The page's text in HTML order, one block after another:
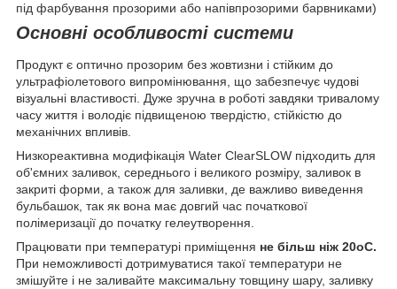
під фарбування прозорими або напівпрозорими барвниками)
Основні особливості системи
Продукт є оптично прозорим без жовтизни і стійким до
ультрафіолетового випромінювання, що забезпечує чудові
візуальні властивості. Дуже зручна в роботі завдяки тривалому
часу життя і володіє підвищеною твердістю, стійкістю до
механічних впливів.
Низкореактивна модифікація Water ClearSLOW підходить для
об'ємних заливок, середнього і великого розміру, заливок в
закриті форми, а також для заливки, де важливо виведення
бульбашок, так як вона має довгий час початкової
полімеризації до початку гелеутворення.
Працювати при температурі приміщення не більш ніж 20оС.
При неможливості дотримуватися такої температури не
змішуйте і не заливайте максимальну товщину шару, заливку